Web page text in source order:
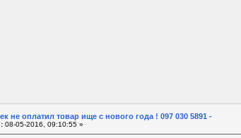
не оплатил товар ище с нового года ! 097 030 5891 -
08-05-2016, 09:10:55 »